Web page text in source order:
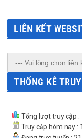
LIÊN KẾT
THỐNG KÊ
Tổng lượt truy cập :
Truy cập hôm nay :